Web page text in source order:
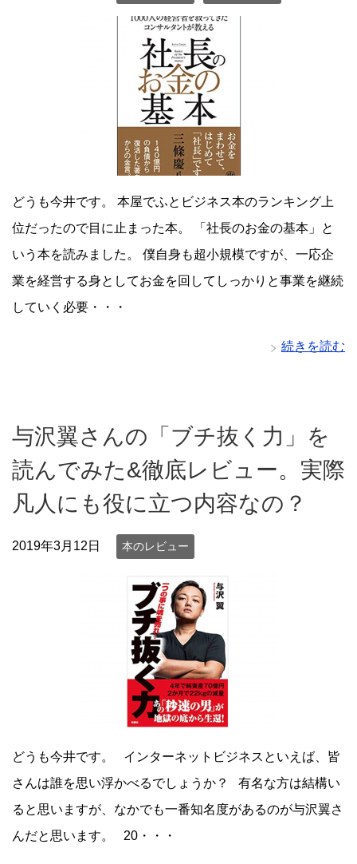
どうも今井です。 本屋でふとビジネス本のランキング上
位だったので目に止まった本。 「社長のお金の基本」と
いう本を読みました。 僕自身も超小規模ですが、一応企
業を経営する身としてお金を回してしっかりと事業を継続
していく必要・・・
続きを読む
与沢翼さんの「ブチ抜く力」を
読んでみた&徹底レビュー。実際
凡人にも役に立つ内容なの？
2019年3月12日 本のレビュー
どうも今井です。 インターネットビジネスといえば、皆
さんは誰を思い浮かべるでしょうか？ 有名な方は結構い
ると思いますが、なかでも一番知名度があるのが与沢翼さ
んだと思います。 20・・・